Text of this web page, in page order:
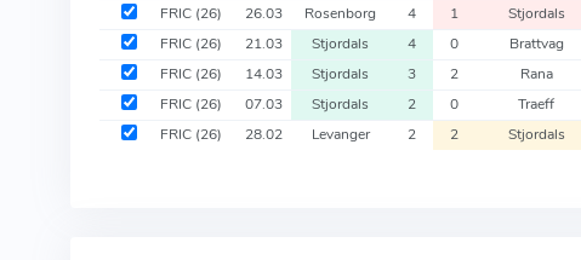
FRIC (26) 26.03 Rosenborg 4 1 Stjordals
FRIC (26) 21.03 Stjordals 4 0 Brattvag
FRIC (26) 14.03 Stjordals 3 2 Rana
FRIC (26) 07.03 Stjordals 2 0 Traeff
FRIC (26) 28.02 Levanger 2 2 Stjordals